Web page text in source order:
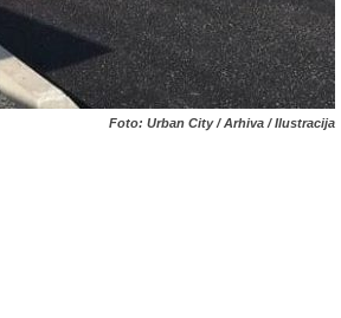
Foto: Urban City / Arhiva / Ilustracija